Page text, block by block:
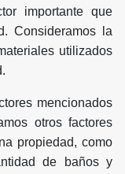
importante que
Consideramos la
utilizados
mencionados
otros factores
propiedad, como
de baños y